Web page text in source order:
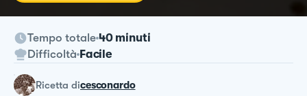
Tempo totale 40 minuti
Difficoltà Facile
ricetta dicesconardo